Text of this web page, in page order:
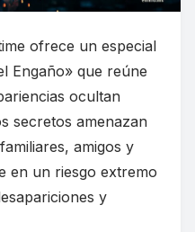
ofrece un especial
Engaño» que reúne
ocultan
secretos amenazan
amigos y
en un riesgo extremo
y